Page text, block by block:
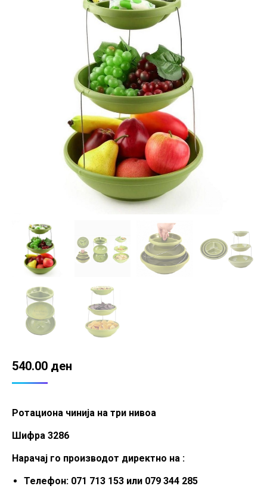
540.00 ден
Ротациона чинија на три нивоа
Шифра 3286
Нарачај го производот директно на :
Телефон: 071 713 153 или 079 344 285